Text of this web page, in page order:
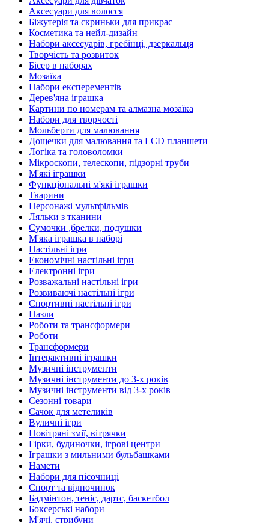
Аксесуари для волосся
Біжутерія та скриньки для прикрас
Косметика та нейл-дизайн
Набори аксесуарів, гребінці, дзеркальця
Творчість та розвиток
Бісер в наборах
Мозаїка
Набори експерементів
Дерев'яна іграшка
Картини по номерам та алмазна мозаїка
Набори для творчості
Мольберти для малювання
Дощечки для малювання та LCD планшети
Логіка та головоломки
Мікроскопи, телескопи, підзорні труби
М'які іграшки
Функціональні м'які іграшки
Тварини
Персонажі мультфільмів
Ляльки з тканини
Сумочки ,брелки, подушки
М'яка іграшка в наборі
Настільні ігри
Економічні настільні ігри
Електронні ігри
Розважальні настільні ігри
Розвиваючі настільні ігри
Спортивні настільні ігри
Пазли
Роботи та трансформери
Роботи
Трансформери
Інтерактивні іграшки
Музичні інструменти
Музичні інструменти до 3-х років
Музичні інструменти від 3-х років
Сезонні товари
Сачок для метеликів
Вуличні ігри
Повітряні змії, вітрячки
Гірки, будиночки, ігрові центри
Іграшки з мильними бульбашками
Намети
Набори для пісочниці
Спорт та відпочинок
Бадмінтон, теніс, дартс, баскетбол
Боксерські набори
М'ячі, стрибуни